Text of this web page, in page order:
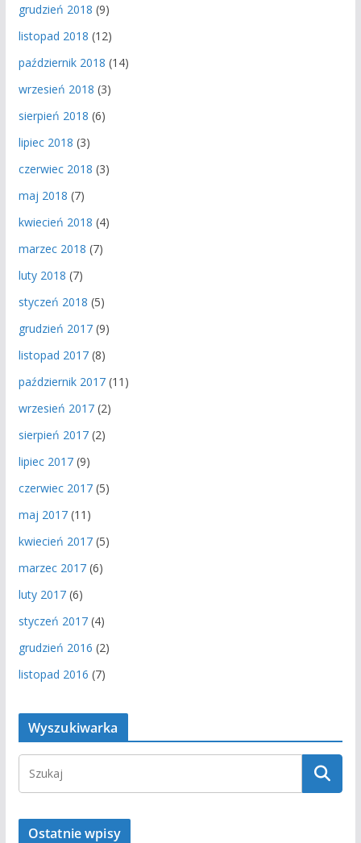
grudzień 2018 (9)
listopad 2018 (12)
październik 2018 (14)
wrzesień 2018 (3)
sierpień 2018 (6)
lipiec 2018 (3)
czerwiec 2018 (3)
maj 2018 (7)
kwiecień 2018 (4)
marzec 2018 (7)
luty 2018 (7)
styczeń 2018 (5)
grudzień 2017(9)
listopad 2017(8)
październik 2017(11)
wrzesień 2017(2)
sierpień 2017(2)
lipiec 2017(9)
czerwiec 2017(5)
maj 2017(11)
kwiecień 2017(5)
marzec 2017(6)
luty 2017(6)
styczeń 2017(4)
grudzień 2016 (2)
listopad 2016 (7)
Wyszukiwarka
Ostatnie wpisy